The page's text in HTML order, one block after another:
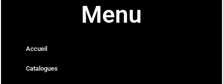
Menu
Accueil
Catalogues